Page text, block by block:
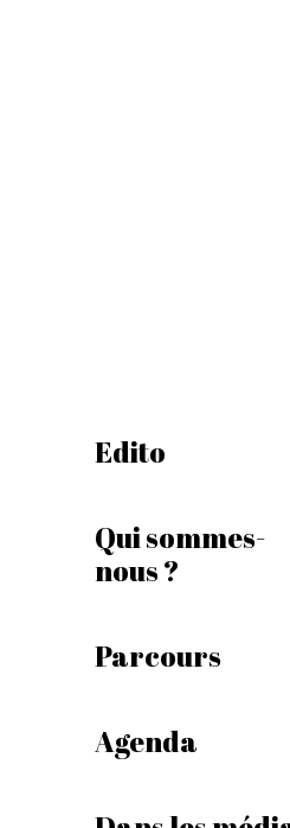
Edito
Qui sommes-
nous ?
Parcours
Agenda